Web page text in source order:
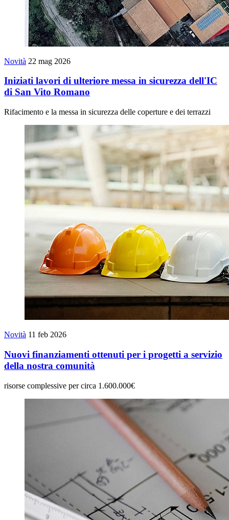
Novità 22 mag 2026
Iniziati lavori di ulteriore messa in sicurezza dell'IC
di San Vito Romano
Rifacimento e la messa in sicurezza delle coperture e dei terrazzi
Novità 11 feb 2026
Nuovi finanziamenti ottenuti per i progetti a servizio
della nostra comunità
risorse complessive per circa 1.600.000€